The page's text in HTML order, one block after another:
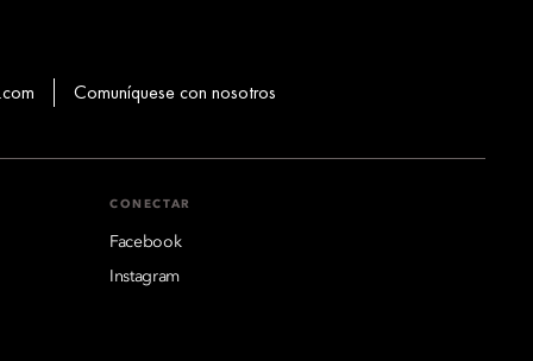
Comuníquese con nosotros
CONECTAR
Facebook
Instagram